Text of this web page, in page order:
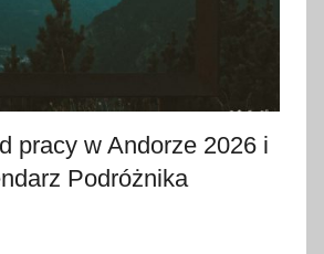
pracy w Andorze 2026 i
Podróżnika